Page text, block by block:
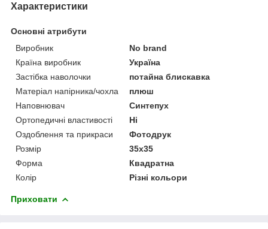
Характеристики
Основні атрибути
Виробник
No brand
Країна виробник
Україна
Застібка наволочки
потайна блискавка
Матеріал напірника/чохла
плюш
Наповнювач
Синтепух
Ортопедичні властивості
Ні
Оздоблення та прикраси
Фотодрук
Розмір
35x35
Форма
Квадратна
Колір
Різні кольори
Приховати